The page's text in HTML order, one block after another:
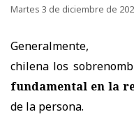
Martes 3 de diciembre de
chilena los
fundamental en la
de la persona.